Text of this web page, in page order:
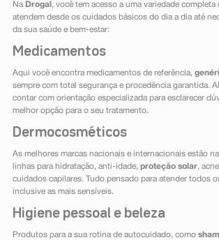
Na Drogal , você tem acesso a uma variedade
atendem desde os cuidados básicos do dia a dia até
da sua saúde e bem-estar:
Medicamentos
Aqui você encontra medicamentos de referência,
sempre com total segurança e procedência garantida.
contar com orientação especializada para esclarecer
melhor opção para o seu tratamento.
Dermocosméticos
As melhores marcas nacionais e internacionais estão
linhas para hidratação, anti-idade, proteção solar,
cuidados capilares. Tudo pensado para atender todos
inclusive as mais sensíveis.
Higiene pessoal e beleza
Produtos para a sua rotina de autocuidado, como